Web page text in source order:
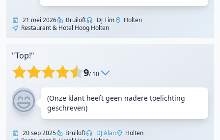
21 mei 2026 Bruiloft DJ Tim
Holten
Restaurant & Hotel Hoog Holten
"Top!"
9/ 10
(Onze klant heeft geen nadere toelichting
geschreven)
20 sep 2025 Bruiloft DJ Alan
Holten